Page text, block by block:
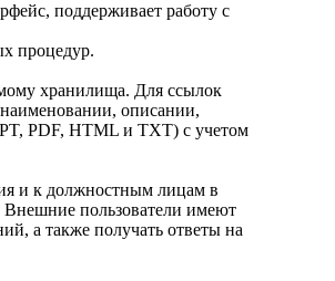
поддерживает работу с
процедур.
хранилища. Для ссылок
описании,
PDF, HTML и TXT) с учетом
и к должностным лицам в
Внешние пользователи имеют
а также получать ответы на